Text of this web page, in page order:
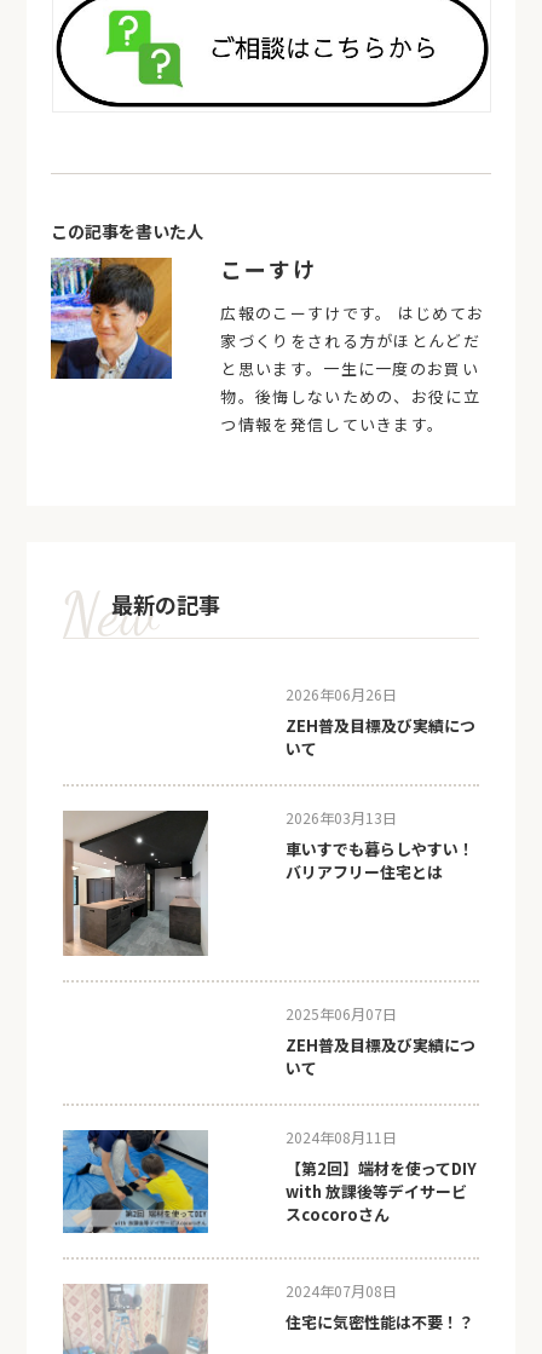
この記事を書いた人
こーすけ
広報のこーすけです。 はじめてお
家づくりをされる方がほとんどだ
と思います。一生に一度のお買い
物。後悔しないための、お役に立
つ情報を発信していきます。
最新の記事
2026年06月26日
ZEH普及目標及び実績につ
いて
2026年03月13日
車いすでも暮らしやすい！
バリアフリー住宅とは
2025年06月07日
ZEH普及目標及び実績につ
いて
2024年08月11日
【第2回】端材を使ってDIY
with 放課後等デイサービ
スcocoroさん
2024年07月08日
住宅に気密性能は不要！？